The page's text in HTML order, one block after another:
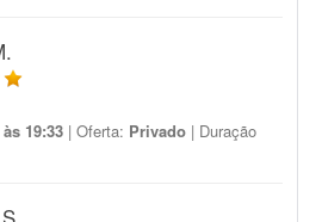
19:33 | Oferta: Privado | Duração